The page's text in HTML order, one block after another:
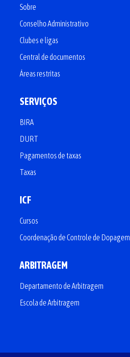
Sobre
Conselho Administrativo
Clubes e ligas
Central de documentos
Áreas restritas
SERVIÇOS
BIRA
DURT
Pagamentos de taxas
Taxas
ICF
Cursos
Coordenação de Controle de Dopagem
ARBITRAGEM
Departamento de Arbitragem
Escola de Arbitragem